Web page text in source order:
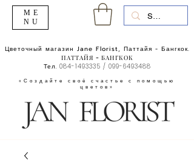
«Создайте своё счастье с помощью
цветов»
Цветочный магазин Jane Florist, Паттайя - Бангкок.
ПАТТАЙЯ - БАНГКОК
Тел. 084-1493335 / 099-6493488
ME
NU